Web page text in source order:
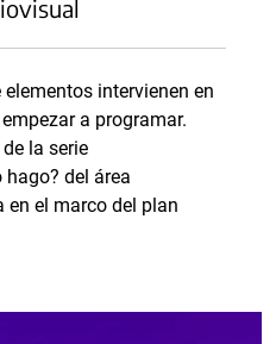
intervienen en
a programar.
la serie
del área
en el marco del plan